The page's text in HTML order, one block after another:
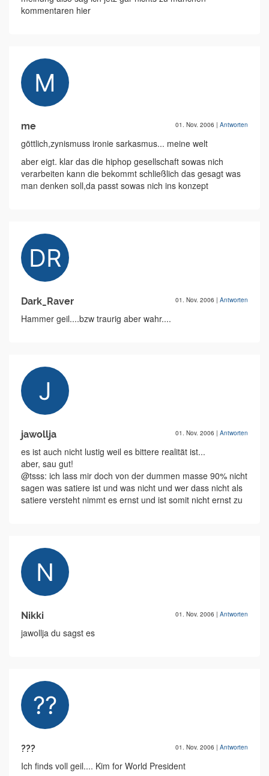
kommentaren hier
me 01. Nov. 2006 | Antworten
göttlich,zynismuss ironie sarkasmus... meine welt
aber eigt. klar das die hiphop gesellschaft sowas nich
verarbeiten kann die bekommt schließlich das gesagt was
man denken soll,da passt sowas nich ins konzept
Dark_Raver 01. Nov. 2006 | Antworten
Hammer geil....bzw traurig aber wahr....
jawollja 01. Nov. 2006 | Antworten
es ist auch nicht lustig weil es bittere realität ist...
aber, sau gut!
@tsss: ich lass mir doch von der dummen masse 90% nicht
sagen was satiere ist und was nicht und wer dass nicht als
satiere versteht nimmt es ernst und ist somit nicht ernst zu
Nikki 01. Nov. 2006 | Antworten
jawollja du sagst es
??? 01. Nov. 2006 | Antworten
Ich finds voll geil.... Kim for World President